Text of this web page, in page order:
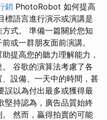
銷 PhotoRobot 如何提高
標語言進行演示或演講是
式。 準備一篇關於您知
或一群朋友面前演講。
提高您的聽力理解能力，
谷歌的演算法考慮了各
設備、一天中的時間，甚
誤以為付出最多或獲得最
堅持認為，廣告品質始終
然而，贏得拍賣的可能